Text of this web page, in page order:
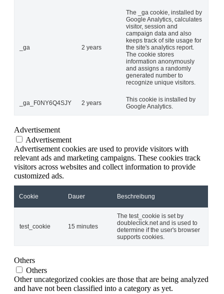
_ga 2 years
The _ga cookie, installed by
Google Analytics, calculates
visitor, session and
campaign data and also
keeps track of site usage for
the site's analytics report.
The cookie stores
information anonymously
and assigns a randomly
generated number to
recognize unique visitors.
_ga_F0NY6Q4SJY 2 years
This cookie is installed by
Google Analytics.
Advertisement
Advertisement
Advertisement cookies are used to provide visitors with
relevant ads and marketing campaigns. These cookies track
visitors across websites and collect information to provide
customized ads.
Cookie Dauer Beschreibung
test_cookie 15 minutes
The test_cookie is set by
doubleclick.net and is used to
determine if the user's browser
supports cookies.
Others
Others
Other uncategorized cookies are those that are being analyzed
and have not been classified into a category as yet.